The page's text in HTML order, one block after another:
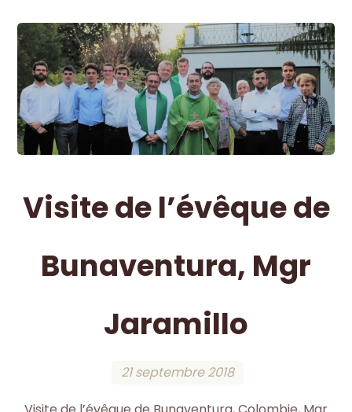
Visite de l’évêque de
Bunaventura, Mgr
Jaramillo
21 septembre 2018